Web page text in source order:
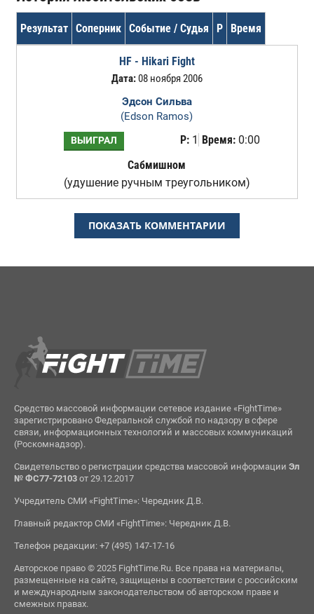
Результат Соперник Событие / Судья Р Время
HF - Hikari Fight
Дата:08 ноября 2006
Эдсон Сильва
(Edson Ramos)
ВЫИГРАЛ Р:1 Время:0:00
Сабмишном
(удушение ручным треугольником)
ПОКАЗАТЬ КОММЕНТАРИИ
Средство массовой информации сетевое издание «FightTime»
зарегистрировано Федеральной службой по надзору в сфере
связи, информационных технологий и массовых коммуникаций
(Роскомнадзор).
Свидетельство о регистрации средства массовой информации Эл
№ ФС77-72103от 29.12.2017
Учредитель СМИ «FightTime»: Чередник Д.В.
Главный редактор СМИ «FightTime»: Чередник Д.В.
Телефон редакции: +7 (495) 147-17-16
Авторское право © 2025 FightTime.Ru. Все права на материалы,
размещенные на сайте, защищены в соответствии с российским
и международным законодательством об авторском праве и
смежных правах.